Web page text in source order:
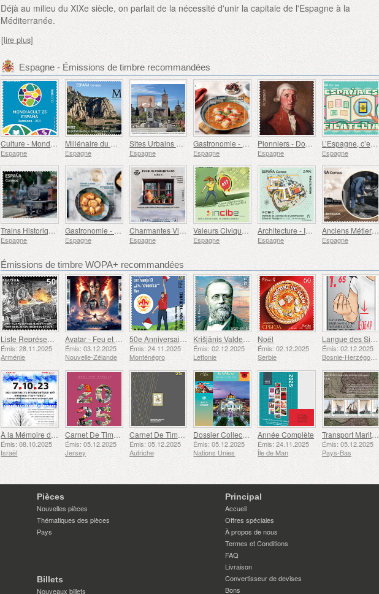
Déjà au milieu du XIXe siècle, on parlait de la nécessité d'unir la capitale de l'Espagne à la
Méditerranée.
[lire plus]
Espagne - Émissions de timbre recommandées
Culture - Mondiacult 25 Espagne, Barcelone
Espagne
Millénaire du Monastère de Montserrat, Barcelone
Espagne
Sites Urbains du Patrimoine Mondial - Alcalá de Henares
Espagne
Gastronomie - L'Espagne en 19 Plats, Melilla, Lotte à la Rusadir
Espagne
Pionniers - Domingo de Bonechea
Espagne
L’Espagne, c’est la philatélie
Espagne
Trains Historiques - Train à Vapeur Euskotren
Espagne
Gastronomie - L'Espagne en 19 Plats, Ceuta, Ragoût de Thon Aux pPommes de Terre
Espagne
Charmantes Villes
Espagne
Valeurs Civiques - Cybersécurité
Espagne
Architecture - Institut des Sciences de la Construction Eduardo Torroja, 90e Anniversaire
Espagne
Anciens Métiers - Chauffeur
Espagne
Émissions de timbre WOPA+ recommandées
Liste Représentative du Patrimoine Culturel Immatériel de l'humanité de l'UNESCO - Tradition de la Forge à Gyumri
Émis: 28.11.2025
Arménie
Avatar - Feu et Cendres
Émis: 03.12.2025
Nouvelle-Zélande
50e Anniversaire de la Fondation du Bar Scout du 24 Novembre
Émis: 24.11.2025
Monténégro
Krišjānis Valdemārs
Émis: 02.12.2025
Lettonie
Noël
Émis: 02.12.2025
Serbie
Langue des Signes - Bien
Émis: 02.12.2025
Bosnie-Herzégovine - République de Srpska
À la Mémoire des Morts et des Assassinés le 7 Octobre 2023
Émis: 08.10.2025
Israël
Carnet De Timbres
Émis: 05.12.2025
Jersey
Carnet De Timbres
Émis: 05.12.2025
Autriche
Dossier Collection Annuelle (New York)
Émis: 05.12.2025
Nations Unies
Année Complète
Émis: 24.11.2025
Île de Man
Transport Maritime aux XVIIe et XVIIIe Siècles – Transport de Tourbe
Émis: 05.12.2025
Pays-Bas
Pièces
Nouvelles pièces
Thématiques des pièces
Pays
Billets
Nouveaux billets
Principal
Accueil
Offres spéciales
À propos de nous
Termes et Conditions
FAQ
Livraison
Convertisseur de devises
Bons